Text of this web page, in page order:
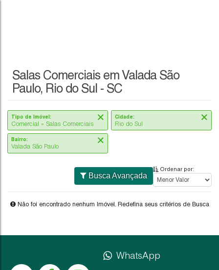
Salas Comerciais em Valada São
Paulo, Rio do Sul - SC
Tipo de Imóvel:
Comercial » Salas Comerciais
Cidade:
Bairro:
Busca Avançada
Ordenar por:
Não foi encontrado nenhum Imóvel. Redefina seus
WhatsApp